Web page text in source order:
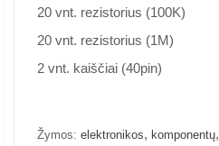
20 vnt. rezistorius (100K)
20 vnt. rezistorius (1M)
2 vnt. kaiščiai (40pin)
Žymos: elektronikos, komponentų,